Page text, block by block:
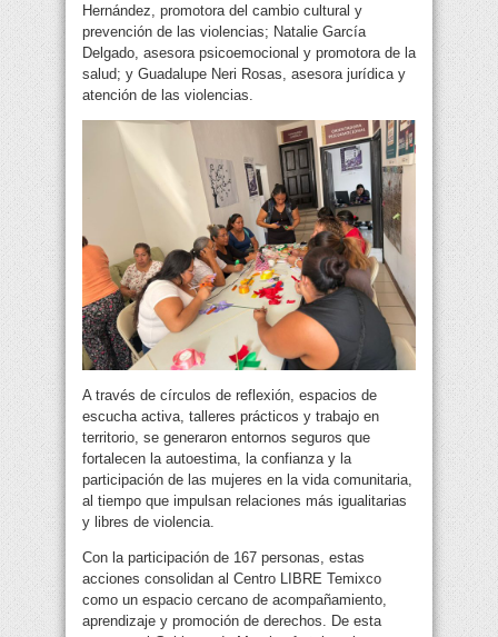
Hernández, promotora del cambio cultural y
prevención de las violencias; Natalie García
Delgado, asesora psicoemocional y promotora de la
salud; y Guadalupe Neri Rosas, asesora jurídica y
atención de las violencias.
A través de círculos de reflexión, espacios de
escucha activa, talleres prácticos y trabajo en
territorio, se generaron entornos seguros que
fortalecen la autoestima, la confianza y la
participación de las mujeres en la vida comunitaria,
al tiempo que impulsan relaciones más igualitarias
y libres de violencia.
Con la participación de 167 personas, estas
acciones consolidan al Centro LIBRE Temixco
como un espacio cercano de acompañamiento,
aprendizaje y promoción de derechos. De esta